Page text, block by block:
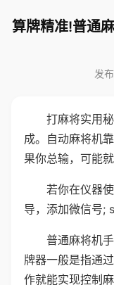
算牌精准!普通
发
打麻将实用
成。自动麻将机
果你总输，可能
若你在仪器
导，添加微信号;
普通麻将机
牌器一般是指通
作就能实现控制